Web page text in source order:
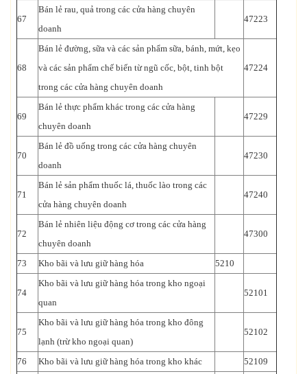
67
Bán lẻ rau, quả trong các cửa hàng chuyên
doanh
47223
68
Bán lẻ đường, sữa và các sản phẩm sữa, bánh, mứt, kẹo
và các sản phẩm chế biến từ ngũ cốc, bột, tinh bột
trong các cửa hàng chuyên doanh
47224
69
Bán lẻ thực phẩm khác trong các cửa hàng
chuyên doanh
47229
70
Bán lẻ đồ uống trong các cửa hàng chuyên
doanh
47230
71
Bán lẻ sản phẩm thuốc lá, thuốc lào trong các
cửa hàng chuyên doanh
47240
72
Bán lẻ nhiên liệu động cơ trong các cửa hàng
chuyên doanh
47300
73 Kho bãi và lưu giữ hàng hóa 5210
74
Kho bãi và lưu giữ hàng hóa trong kho ngoại
quan
52101
75
Kho bãi và lưu giữ hàng hóa trong kho đông
lạnh (trừ kho ngoại quan)
52102
76 Kho bãi và lưu giữ hàng hóa trong kho khác 52109